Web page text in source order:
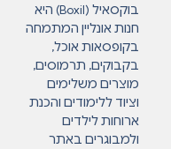
בוקסאיל (Boxil) היא
חנות אונליין המתמחה
בקופסאות אוכל,
בקבוקים, תרמוסים,
מוצרים משלימים
וציוד ללימודים והכנת
ארוחות לילדים
ולמבוגרים באתר